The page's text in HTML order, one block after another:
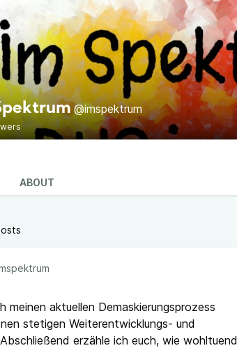
@imspektrum
ABOUT
meinen aktuellen Demaskierungsprozess
stetigen Weiterentwicklungs- und
erzähle ich euch, wie wohltuend